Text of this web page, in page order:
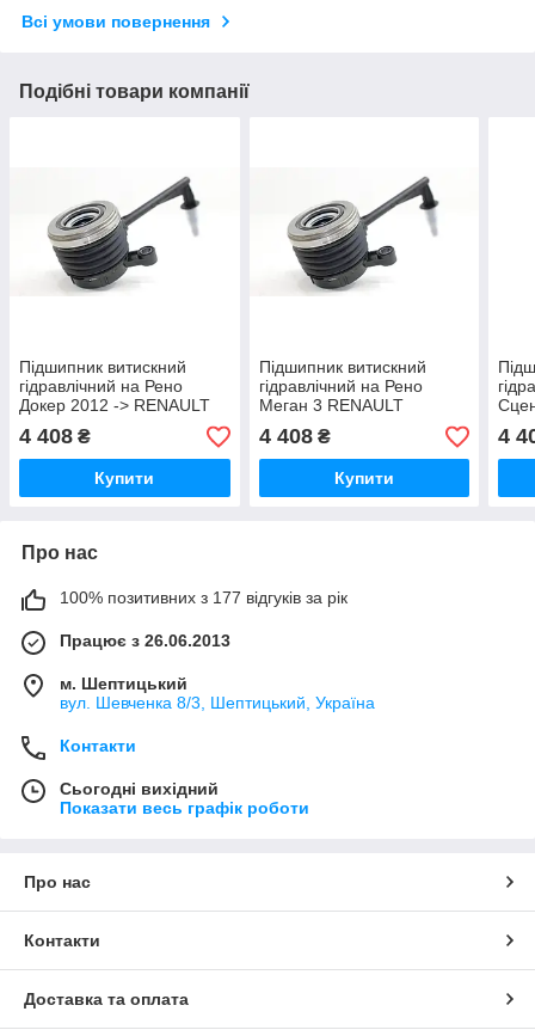
Всі умови повернення
Подібні товари компанії
Підшипник витискний
гідравлічний на Рено
Докер 2012 -> RENAULT
(Оригінал) - 305703721R
4 408 ₴
Купити
Підшипник витискний
гідравлічний на Рено
Меган 3 RENAULT
(Оригінал) — 305703721R
4 408₴
Купити
4
Про нас
100% позитивних з 177 відгуків за рік
Працює з 26.06.2013
м. Шептицький
вул. Шевченка 8/3, Шептицький, Україна
Контакти
Сьогодні вихідний
Показати весь графік роботи
Про нас
Контакти
Доставка та оплата